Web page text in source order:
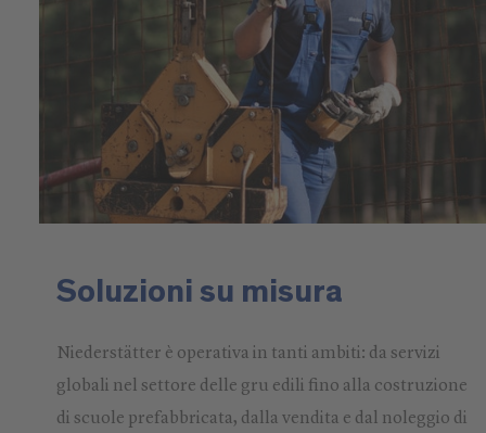
Soluzioni su misura
Niederstätter è operativa in tanti ambiti: da servizi
globali nel settore delle gru edili fino alla costruzione
di scuole prefabbricata, dalla vendita e dal noleggio di